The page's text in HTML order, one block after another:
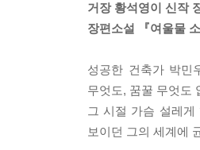
컴퓨터에 지도를 띄
나는 길 한복판에서
--- p.195
거장 황석영이 신작
장편소설 『여울물
성공한 건축가 박민
무엇도, 꿈꿀 무엇도
그 시절 가슴 설레
보이던 그의 세계에